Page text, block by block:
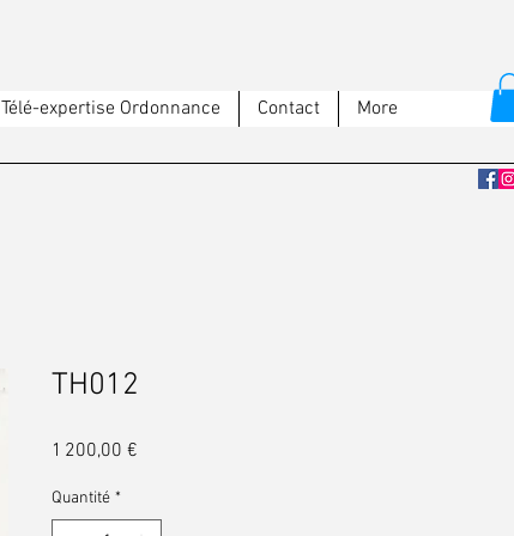
Télé-expertise Ordonnance Contact More
TH012
1 200,00 €
Quantité *